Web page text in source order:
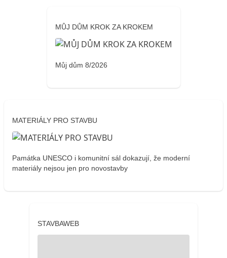
MŮJ DŮM KROK ZA KROKEM
Můj dům 8/2026
MATERIÁLY PRO STAVBU
Památka UNESCO i komunitní sál dokazují, že moderní
materiály nejsou jen pro novostavby
STAVBAWEB